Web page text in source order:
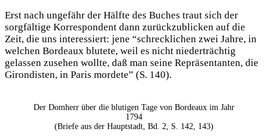
Erst nach ungefähr der Hälfte des Buches traut sich der
sorgfältige Korrespondent dann zurückzublicken auf die
Zeit, die uns interessiert: jene “schrecklichen zwei Jahre, in
welchen Bordeaux blutete, weil es nicht niederträchtig
gelassen zusehen wollte, daß man seine Repräsentanten, die
Girondisten, in Paris mordete” (S. 140).
Der Domherr über die blutigen Tage von Bordeaux im Jahr
1794
(Briefe aus der Hauptstadt, Bd. 2, S. 142, 143)